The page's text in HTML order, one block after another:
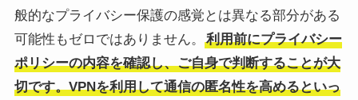
般的なプライバシー保護の感覚とは異なる部分がある
可能性もゼロではありません。
利用前にプライバシー
ポリシーの内容を確認し、ご自身で判断することが大
切です。VPNを利用して通信の匿名性を高めるといっ